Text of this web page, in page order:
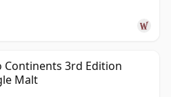
Continents 3rd Edition
Malt